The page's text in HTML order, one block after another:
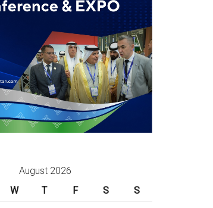
August 2026
W T F S S